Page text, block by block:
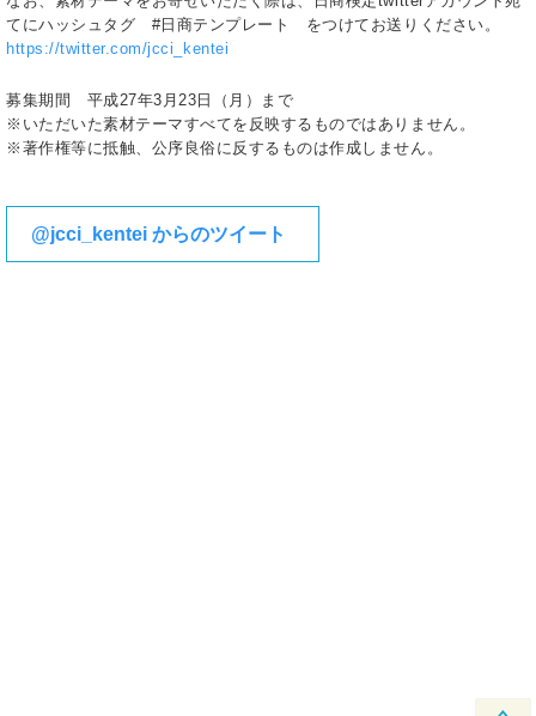
てにハッシュタグ #日商テンプレート をつけてお送りください。
https://twitter.com/jcci_kentei
募集期間 平成27年3月23日（月）まで
※いただいた素材テーマすべてを反映するものではありません。
※著作権等に抵触、公序良俗に反するものは作成しません。
@jcci_kentei からのツイート